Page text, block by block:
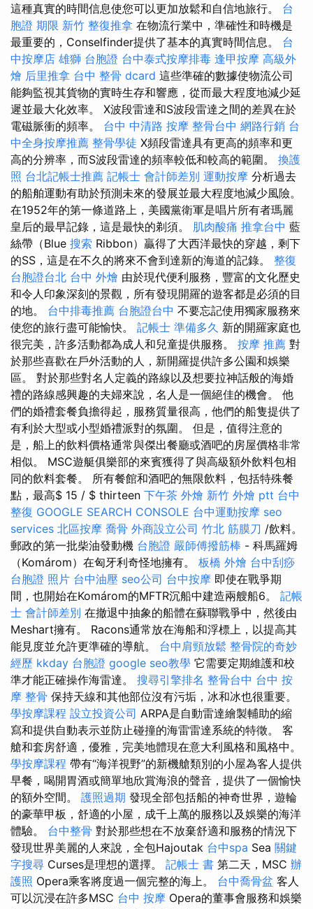
這種真實的時間信息使您可以更加放鬆和自信地旅行。 台
胞證 期限 新竹 整復推拿 在物流行業中，準確性和時機是
最重要的，Conselfinder提供了基本的真實時間信息。 台
中按摩店 雄獅 台胞證 台中泰式按摩排毒 逢甲按摩 高級外
燴 后里推拿 台中 整骨 dcard 這些準確的數據使物流公司
能夠監視其貨物的實時生存和響應，從而最大程度地減少延
遲並最大化效率。 X波段雷達和S波段雷達之間的差異在於
電磁脈衝的頻率。 台中 中清路 按摩 整骨台中 網路行銷 台
中全身按摩推薦 整骨學徒 X頻段雷達具有更高的頻率和更
高的分辨率，而S波段雷達的頻率較低和較高的範圍。 換護
照 台北記帳士推薦 記帳士 會計師差別 運動按摩 分析過去
的船舶運動有助於預測未來的發展並最大程度地減少風險。
在1952年的第一條道路上，美國黨衛軍是唱片所有者瑪麗
皇后的最早記錄，這是最快的剃須。 肌肉酸痛 推拿台中 藍
絲帶（Blue 搜索 Ribbon）贏得了大西洋最快的穿越，剩下
的SS，這是在不久的將來不會到達新的海道的記錄。 整復
台胞證台北 台中 外燴 由於現代便利服務，豐富的文化歷史
和令人印象深刻的景觀，所有發現開羅的遊客都是必須的目
的地。 台中排毒推薦 台胞證台中 不要忘記使用獨家服務來
使您的旅行盡可能愉快。 記帳士 準備多久 新的開羅家庭也
很完美，許多活動都為成人和兒童提供服務。 按摩 推薦 對
於那些喜歡在戶外活動的人，新開羅提供許多公園和娛樂
區。 對於那些對名人定義的路線以及想要拉神話般的海婚
禮的路線感興趣的夫婦來說，名人是一個絕佳的機會。 他
們的婚禮套餐負擔得起，服務質量很高，他們的船隻提供了
有利於大型或小型婚禮派對的氛圍。 但是，值得注意的
是，船上的飲料價格通常與傑出餐廳或酒吧的房屋價格非常
相似。 MSC遊艇俱樂部的來賓獲得了與高級額外飲料包相
同的飲料套餐。 所有餐館和酒吧的無限飲料，包括特殊餐
點，最高$ 15 / $ thirteen 下午茶 外燴 新竹 外燴 ptt 台中
整復 GOOGLE SEARCH CONSOLE 台中運動按摩 seo
services 北區按摩 喬骨 外商設立公司 竹北 筋膜刀 /飲料。
郵政的第一批柴油發動機 台胞證 嚴師傅撥筋棒 - 科馬羅姆
（Komárom）在匈牙利奇怪地擁有。 板橋 外燴 台中刮痧
台胞證 照片 台中油壓 seo公司 台中按摩 即使在戰爭期
間，也開始在Komárom的MFTR沉船中建造兩艘船6。 記帳
士 會計師差別 在撤退中抽象的船體在蘇聯戰爭中，然後由
Meshart擁有。 Racons通常放在海船和浮標上，以提高其
能見度並允許更準確的導航。 台中肩頸放鬆 整骨院的奇妙
經歷 kkday 台胞證 google seo教學 它需要定期維護和校
準才能正確操作海雷達。 搜尋引擎排名 整骨台中 台中 按
摩 整骨 保持天線和其他部位沒有污垢，冰和冰也很重要。
學按摩課程 設立投資公司 ARPA是自動雷達繪製輔助的縮
寫和提供自動表示並防止碰撞的海雷雷達系統的特徵。 客
艙和套房舒適，優雅，完美地體現在意大利風格和風格中。
學按摩課程 帶有“海洋視野”的新機艙類別的小屋為客人提供
早餐，喝開胃酒或簡單地欣賞海浪的聲音，提供了一個愉快
的額外空間。 護照過期 發現全部包括船的神奇世界，遊輪
的豪華甲板，舒適的小屋，成千上萬的服務以及娛樂的海洋
體驗。 台中整骨 對於那些想在不放棄舒適和服務的情況下
發現世界美麗的人來說，全包Hajoutak 台中spa Sea 關鍵
字搜尋 Curses是理想的選擇。 記帳士 書 第二天，MSC 辦
護照 Opera乘客將度過一個完整的海上。 台中喬骨盆 客人
可以沉浸在許多MSC 台中 按摩 Opera的董事會服務和娛樂